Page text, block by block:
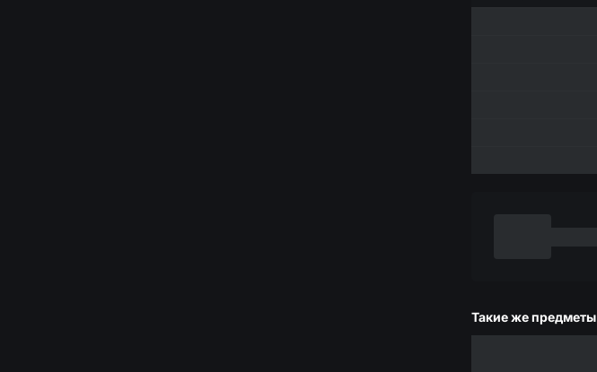
Такие же предметы